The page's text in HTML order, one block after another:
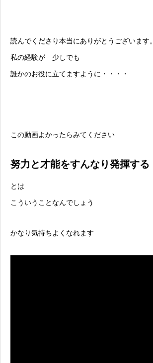
読んでくださり本当にありがとうございます。
私の経験が 少しでも
誰かのお役に立てますように・・・・
この動画よかったらみてください
努力と才能をすんなり発揮する
とは
こういうことなんでしょう
かなり気持ちよくなれます